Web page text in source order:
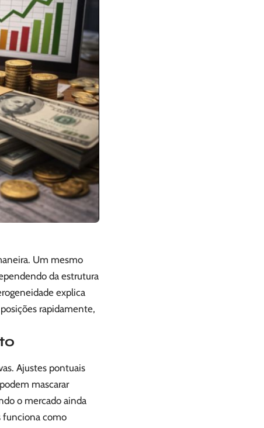
Um mesmo
da estrutura
explica
rapidamente,
Ajustes pontuais
mascarar
o mercado ainda
funciona como